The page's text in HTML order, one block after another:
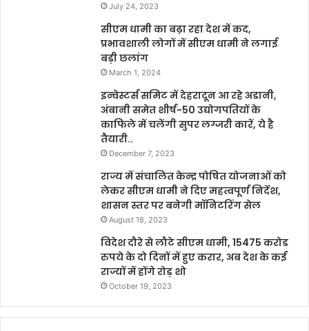
July 24, 2023
सीएम धामी का बढ़ा रहा देश में कद,
प्रभावशाली लोगों में सीएम धामी ने लगाई
बड़ी छलांग
March 1, 2024
इन्वेस्टर्स समिट में देहरादून आ रहे अडानी,
अंबानी समेत शीर्ष-50 उद्योगपतियों के
काफिले में चलेंगी सुपर लग्जरी कारें, ये है
तैयारी..
December 7, 2023
राज्य में संचालित केन्द्र पोषित योजनाओं को
लेकर सीएम धामी ने दिए महत्वपूर्ण निर्देश,
शासन स्तर पर बनेगी मॉनिटरिंग सेल
August 18, 2023
विदेश दौरे से लौटे सीएम धामी, 15475 करोड
रुपये के दो दिनों में हुए करार, अब देश के कई
राज्यों में होंगे रोड़ शो
October 19, 2023